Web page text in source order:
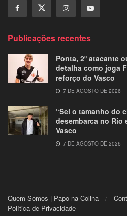
Publicações recentes
Ponta, 2º atacante
detalha como joga
reforço do Vasco
7 DE AGOSTO DE 2026
“Sei o tamanho do
desembarca no Rio
Vasco
7 DE AGOSTO DE 2026
Quem Somos | Papo na Colina
Política de Privacidade